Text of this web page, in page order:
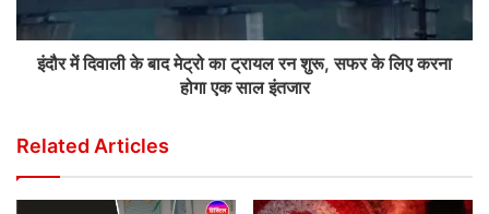
इंदौर में दिवाली के बाद मेट्रो का ट्रायल रन शुरू, सफर के लिए करना
होगा एक साल इंतजार
Related Articles